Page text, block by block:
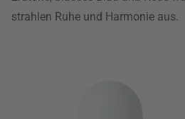
strahlen Ruhe und Harmonie aus.